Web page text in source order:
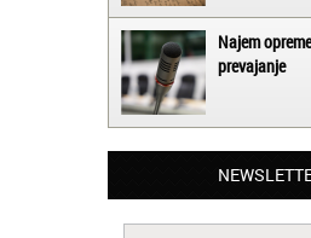
Najem
prevajanje
Oxford, ker so resnično
prevajalske storitve
učinkoviti.